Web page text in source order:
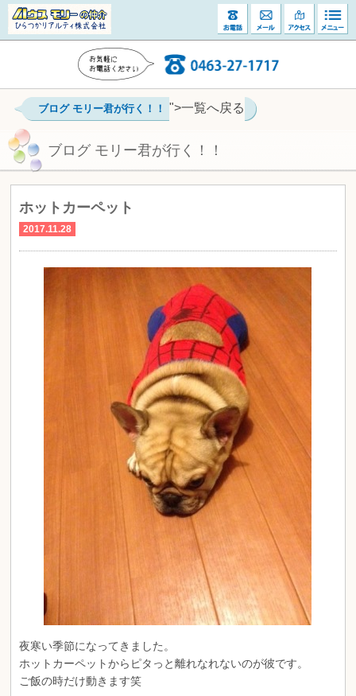
ブログ モリー君が行く！！ ">一覧へ戻る
ブログ モリー君が行く！！
ホットカーペット
2017.11.28
夜寒い季節になってきました。
ホットカーペットからピタっと離れなれないのが彼です。
ご飯の時だけ動きます笑